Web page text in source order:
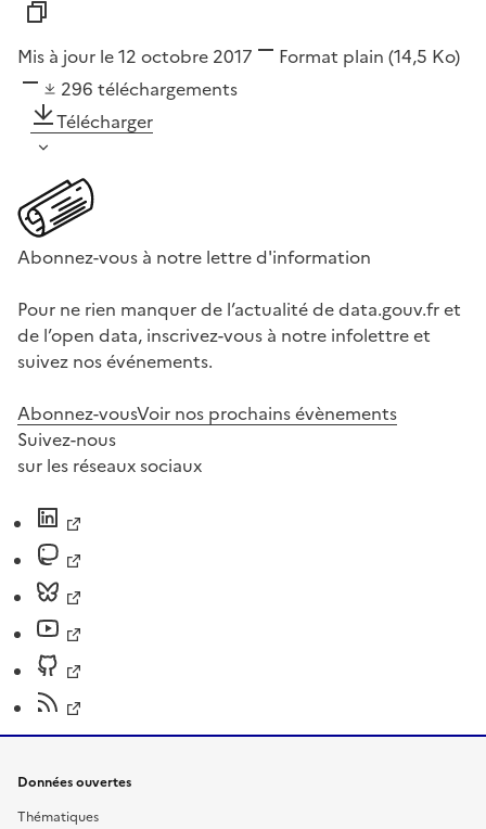
Mis à jour le 12 octobre 2017 Format plain (14,5 Ko)
296 téléchargements
Télécharger
Abonnez-vous à notre lettre d'information
Pour ne rien manquer de l’actualité de data.gouv.fr et
de l’open data, inscrivez-vous à notre infolettre et
suivez nos événements.
Abonnez-vousVoir nos prochains évènements
Suivez-nous
sur les réseaux sociaux
Données ouvertes
Thématiques